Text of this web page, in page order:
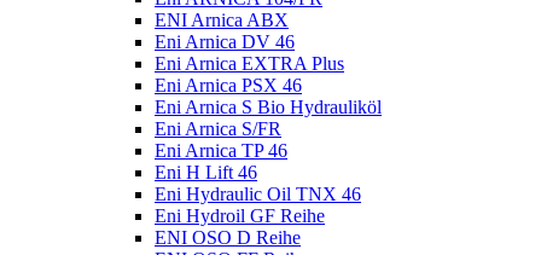
ENI Arnica ABX
Eni Arnica DV 46
Eni Arnica EXTRA Plus
Eni Arnica PSX 46
Eni Arnica S Bio Hydrauliköl
Eni Arnica S/FR
Eni Arnica TP 46
Eni H Lift 46
Eni Hydraulic Oil TNX 46
Eni Hydroil GF Reihe
ENI OSO D Reihe